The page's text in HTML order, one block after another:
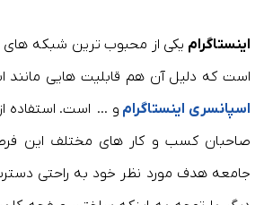
اینستاگرام یکی از محبوب ترین شبکه های
است که دلیل آن هم قابلیت هایی مانند
اسپانسری اینستاگرام و … است. استفاده از
صاحبان کسب و کار های مختلف این
جامعه هدف مورد نظر خود به راحتی